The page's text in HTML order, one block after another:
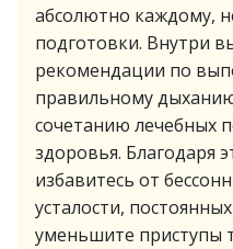
абсолютно каждому,
подготовки. Внутри
рекомендации по
правильному
сочетанию лечебных
здоровья. Благодаря
избавитесь от
усталости,
уменьшите приступы